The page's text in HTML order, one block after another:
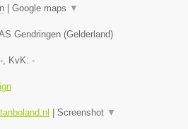
Google maps ▼
Gendringen (Gelderland)
-, KvK: -
Screenshot ▼